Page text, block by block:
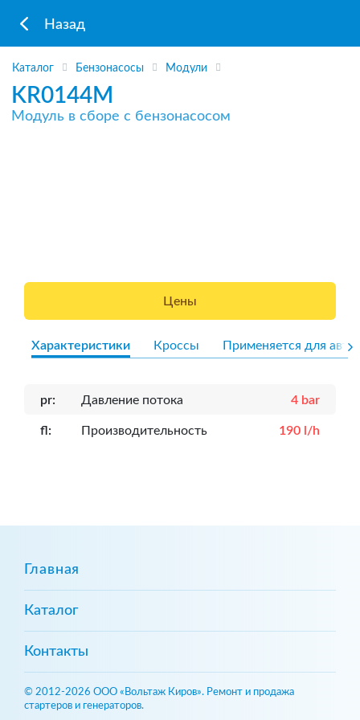
Назад
Каталог Бензонасосы Модули
KR0144M
Модуль в сборе с бензонасосом
Цены
Характеристики Кроссы Применяется для авто
pr: Давление потока 4 bar
fl: Производительность 190 l/h
Главная
Каталог
Контакты
© 2012-2026 ООО «Вольтаж Киров». Ремонт и продажа
стартеров и генераторов.